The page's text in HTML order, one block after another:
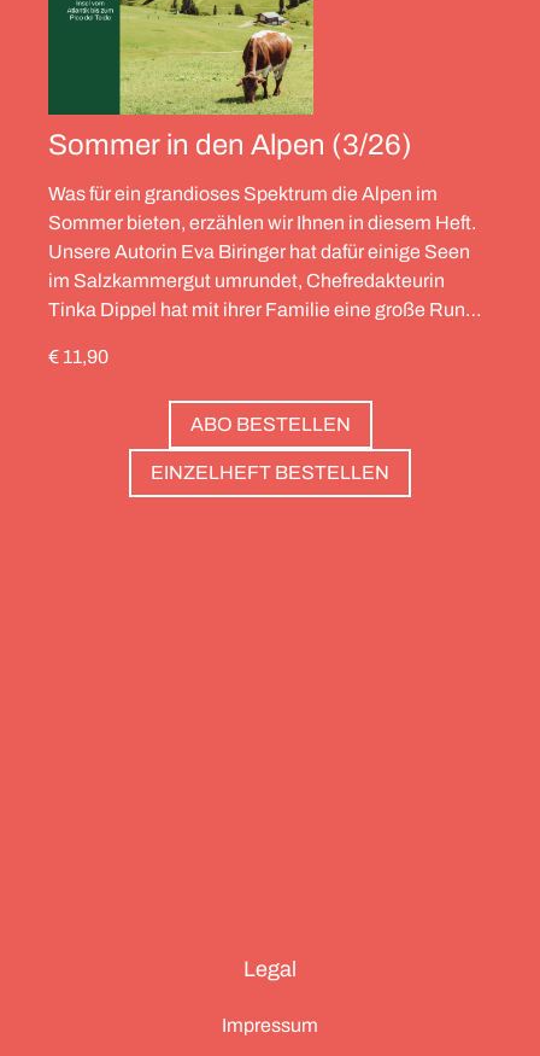
Sommer in den Alpen (3/26)
Was für ein grandioses Spektrum die Alpen im
Sommer bieten, erzählen wir Ihnen in diesem Heft.
Unsere Autorin Eva Biringer hat dafür einige Seen
im Salzkammergut umrundet, Chefredakteurin
Tinka Dippel hat mit ihrer Familie eine große Runde
Helfrich ist über viele Gipfel gegangen – von
Salzburg bis nach Triest. Und die Redaktion hat
zwölf Hotels gesammelt, die zweierlei gemeinsam
haben: Sie sind die perfekte Basis, um Gipfel zu
stürmen. Und sie haben wunderschöne Pools, um
€ 11,90
ABO BESTELLEN
EINZELHEFT BESTELLEN
Legal
Impressum